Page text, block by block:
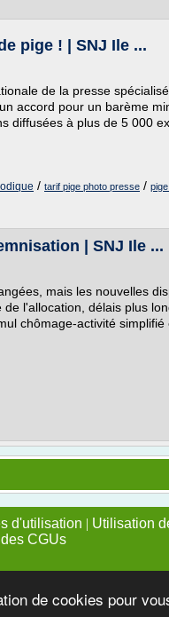
de cookies pour
pige ! | SNJ Ile ...
de la presse
accord pour un barème
diffusées à plus de 5 000
/ tarif pige photo presse /
| SNJ Ile ...
mais les nouvelles
l'allocation, délais plus
chômage-activité simplifié
d'utilisation | Utilisation
CGUs